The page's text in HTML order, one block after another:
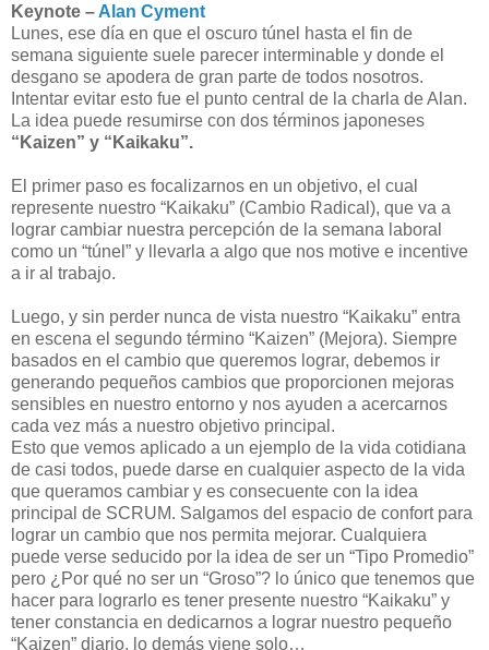
Keynote – Alan Cyment
Lunes, ese día en que el oscuro túnel hasta el fin de
semana siguiente suele parecer interminable y donde el
desgano se apodera de gran parte de todos nosotros.
Intentar evitar esto fue el punto central de la charla de Alan.
La idea puede resumirse con dos términos japoneses
“Kaizen” y “Kaikaku”.
El primer paso es focalizarnos en un objetivo, el cual
represente nuestro “Kaikaku” (Cambio Radical), que va a
lograr cambiar nuestra percepción de la semana laboral
como un “túnel” y llevarla a algo que nos motive e incentive
a ir al trabajo.
Luego, y sin perder nunca de vista nuestro “Kaikaku” entra
en escena el segundo término “Kaizen” (Mejora). Siempre
basados en el cambio que queremos lograr, debemos ir
generando pequeños cambios que proporcionen mejoras
sensibles en nuestro entorno y nos ayuden a acercarnos
cada vez más a nuestro objetivo principal.
Esto que vemos aplicado a un ejemplo de la vida cotidiana
de casi todos, puede darse en cualquier aspecto de la vida
que queramos cambiar y es consecuente con la idea
principal de SCRUM. Salgamos del espacio de confort para
lograr un cambio que nos permita mejorar. Cualquiera
puede verse seducido por la idea de ser un “Tipo Promedio”
pero ¿Por qué no ser un “Groso”? lo único que tenemos que
hacer para lograrlo es tener presente nuestro “Kaikaku” y
tener constancia en dedicarnos a lograr nuestro pequeño
“Kaizen” diario, lo demás viene solo…